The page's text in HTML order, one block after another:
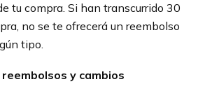
tu compra. Si han transcurrido 30
no se te ofrecerá un reembolso
tipo.
y cambios